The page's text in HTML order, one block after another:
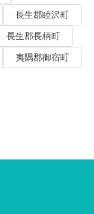
長生郡睦沢町
長生郡長柄町
夷隅郡御宿町